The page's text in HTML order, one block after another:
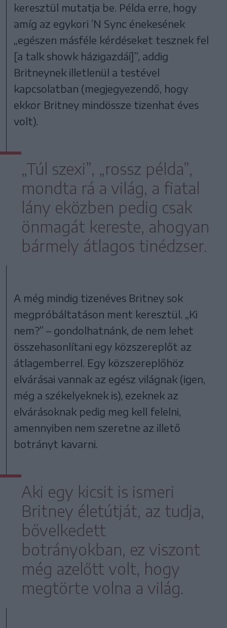
keresztül mutatja be. Példa erre, hogy
amíg az egykori ’N Sync énekesének
„egészen másféle kérdéseket tesznek fel
[a talk showk házigazdái]”, addig
Britneynek illetlenül a testével
kapcsolatban (megjegyezendő, hogy
ekkor Britney mindössze tizenhat éves
volt).
„Túl szexi”, „rossz példa”,
mondta rá a világ, a fiatal
lány eközben pedig csak
önmagát kereste, ahogyan
bármely átlagos tinédzser.
A még mindig tizenéves Britney sok
megpróbáltatáson ment keresztül. „Ki
nem?” – gondolhatnánk, de nem lehet
összehasonlítani egy közszereplőt az
átlagemberrel. Egy közszereplőhöz
elvárásai vannak az egész világnak (igen,
még a székelyeknek is), ezeknek az
elvárásoknak pedig meg kell felelni,
amennyiben nem szeretne az illető
botrányt kavarni.
Aki egy kicsit is ismeri
Britney életútját, az tudja,
bővelkedett
botrányokban, ez viszont
még azelőtt volt, hogy
megtörte volna a világ.